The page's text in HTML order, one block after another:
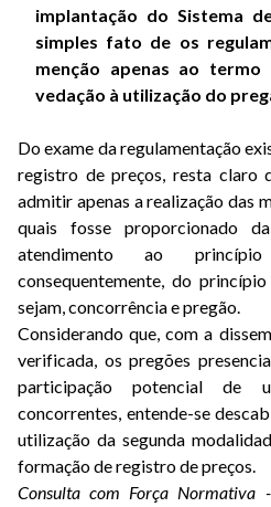
implantação do Sistema
simples fato de os
menção apenas ao termo
vedação à utilização do
Do exame da regulamentação
registro de preços, resta claro
admitir apenas a realização das
quais fosse proporcionado
atendimento ao
consequentemente, do
sejam, concorrência e pregão.
Considerando que, com a
verificada, os pregões
participação potencial de
concorrentes, entende-se
utilização da segunda
formação de registro de preços.
Consulta com Força Normativa